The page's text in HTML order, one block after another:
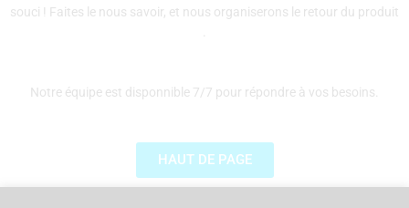
souci ! Faites le nous savoir, et nous organiserons le retour du produit
Notre équipe est disponnible 7/7 pour répondre à vos besoins.
HAUT DE PAGE